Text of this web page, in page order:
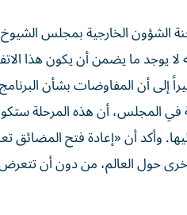
الشؤون الخارجية بمجلس الشيوخ،
لا يوجد ما يضمن أن يكون هذا
أن المفاوضات بشأن
في المجلس، أن هذه المرحلة
وأكد أن «إعادة فتح المضائق
حول العالم، من دون أن